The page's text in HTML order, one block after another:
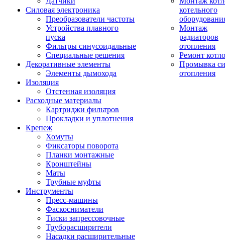
Силовая электроника
Преобразователи частоты
Устройства плавного
пуска
Фильтры синусоидальные
Специальные решения
Декоративные элементы
Элементы дымохода
Изоляция
Отстенная изоляция
Расходные материалы
Картриджи фильтров
Прокладки и уплотнения
Крепеж
Хомуты
Фиксаторы поворота
Планки монтажные
Кронштейны
Маты
Трубные муфты
Инструменты
Пресс-машины
Фаскосниматели
Тиски запрессовочные
Труборасширители
Насадки расширительные
котельного
Монтаж
радиаторов
отопления
Ремонт
Промывка
отопления